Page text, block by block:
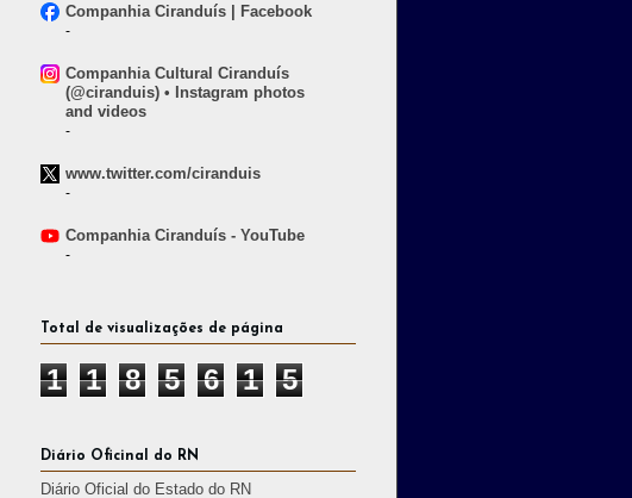
Companhia Ciranduís | Facebook
-
Companhia Cultural Ciranduís
(@ciranduis) • Instagram photos
and videos
-
www.twitter.com/ciranduis
-
Companhia Ciranduís - YouTube
-
Total de visualizações de página
1 1 8 5 6 1 5
Diário Oficinal do RN
Diário Oficial do Estado do RN